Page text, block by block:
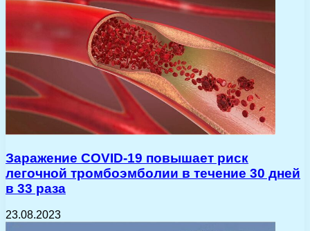
Заражение COVID-19 повышает риск
легочной тромбоэмболии в течение 30 дней
в 33 раза
23.08.2023